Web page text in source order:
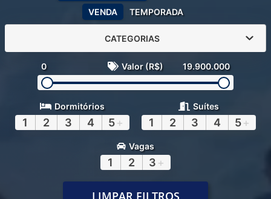
VENDA TEMPORADA
CATEGORIAS
0 Valor (R$) 19.900.000
Dormitórios
1 2 3 4 5+
Suítes
1 2 3 4 5+
Vagas
1 2 3 +
LIMPAR FILTROS